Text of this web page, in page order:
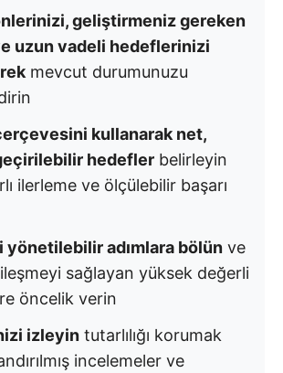
geliştirmeniz gereken
uzun vadeli hedeflerinizi
mevcut durumunuzu
kullanarak net,
hedefler belirleyin
ilerleme ve ölçülebilir başarı
yönetilebilir adımlara bölün ve
sağlayan yüksek değerli
öncelik verin
izleyin tutarlılığı korumak
incelemeler ve